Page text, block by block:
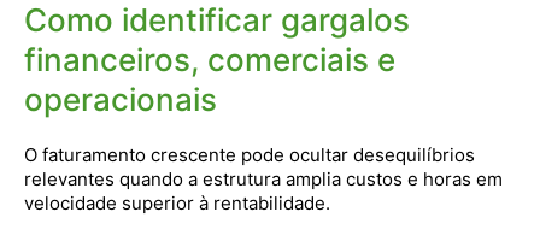
Como identificar gargalos
financeiros, comerciais e
operacionais
O faturamento crescente pode ocultar desequilíbrios
relevantes quando a estrutura amplia custos e horas em
velocidade superior à rentabilidade.